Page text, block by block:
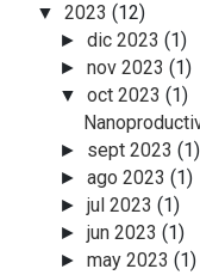
▼ 2023 (12)
►dic 2023(1)
►nov 2023(1)
▼oct 2023(1)
► sept 2023(1)
►ago 2023(1)
►jul 2023(1)
►jun 2023(1)
►may 2023(1)